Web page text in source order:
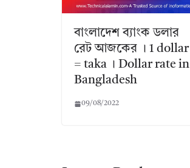
বাংলাদেশ ব্যাংক ডলার
রেট আজকের । 1 dollar
= taka । Dollar rate in
Bangladesh
09/08/2022